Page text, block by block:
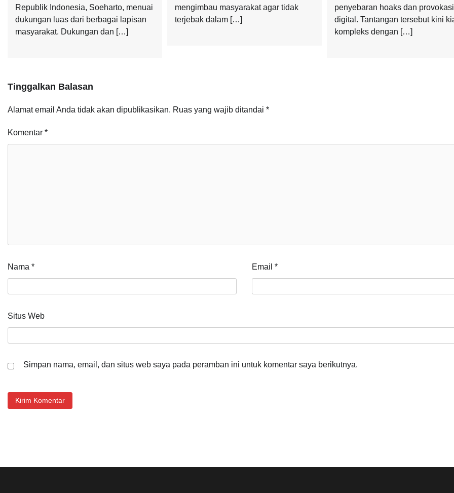
Republik Indonesia, Soeharto, menuai
dukungan luas dari berbagai lapisan
masyarakat. Dukungan dan […]
mengimbau masyarakat agar tidak
terjebak dalam […]
penyebaran hoaks dan provokasi
digital. Tantangan tersebut kini
kompleks dengan […]
Tinggalkan Balasan
Alamat email Anda tidak akan dipublikasikan. Ruas yang wajib ditandai *
Komentar *
Nama * Email*
Situs Web
Simpan nama, email, dan situs web saya pada peramban ini untuk komentar saya berikutnya.